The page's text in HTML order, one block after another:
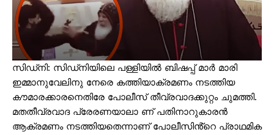
സിഡ്‌നി: സിഡ്‌നിയിലെ പള്ളിയിൽ ബിഷപ്പ് മാർ മാരി
ഇമ്മാനുവേലിനു നേരെ കത്തിയാക്രമണം നടത്തിയ
കൗമാരക്കാരനെതിരേ പോലീസ് തീവ്രവാദക്കുറ്റം ചുമത്തി.
മതതീവ്രവാദ പ്രേരണയാലാ ണ് പതിനാറുകാരൻ
ആക്രമണം നടത്തിയതെന്നാണ് പോലീസിൻ്റെ പ്രാഥമിക